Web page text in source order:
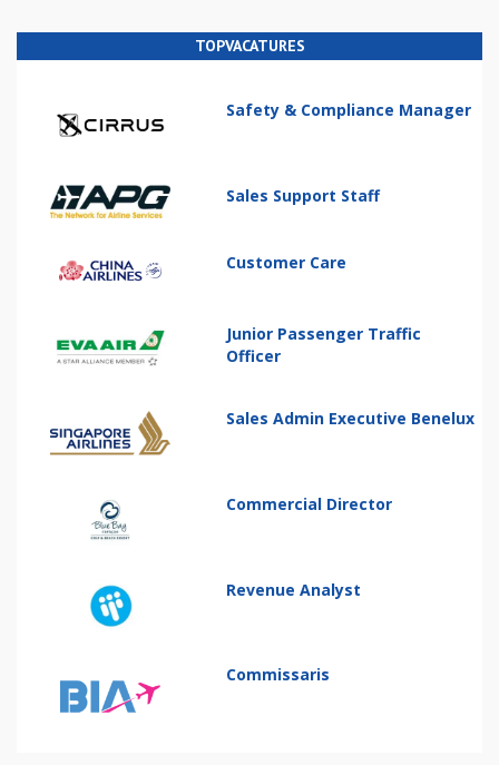
TOPVACATURES
Safety & Compliance Manager
Sales Support Staff
Customer Care
Junior Passenger Traffic
Officer
Sales Admin Executive Benelux
Commercial Director
Revenue Analyst
Commissaris